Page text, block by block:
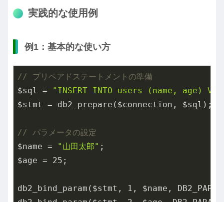
実践的な使用例
例1：基本的な使い方
// プリペアドステートメントの準備
$sql =
"INSERT INTO users (name, age)
$stmt = db2_prepare($connection, $sql);
// パラメータの設定
$name =
"山田太郎" ;
$age = 25 ;
db2_bind_param($stmt, 1 , $name,